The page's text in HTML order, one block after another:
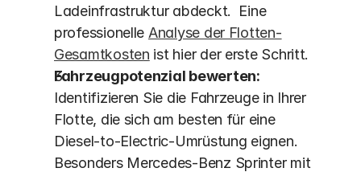
Ladeinfrastruktur abdeckt.  Eine
professionelle Analyse der Flotten-
Gesamtkosten ist hier der erste Schritt.
Fahrzeugpotenzial bewerten:
Identifizieren Sie die Fahrzeuge in Ihrer
Flotte, die sich am besten für eine
Diesel-to-Electric-Umrüstung eignen.
Besonders Mercedes-Benz Sprinter mit